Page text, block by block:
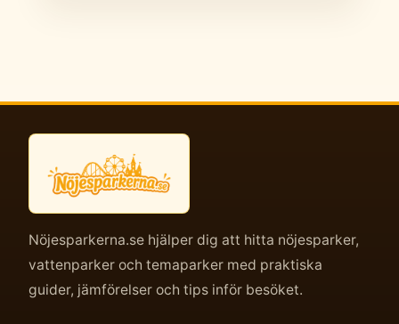
Nöjesparkerna.se hjälper dig att hitta nöjesparker,
vattenparker och temaparker med praktiska
guider, jämförelser och tips inför besöket.